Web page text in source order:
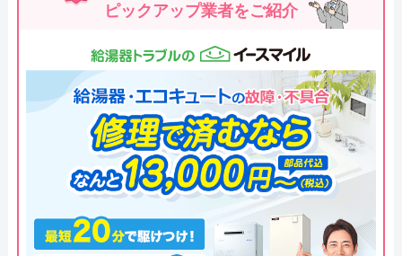
ピックアップ業者をご紹介